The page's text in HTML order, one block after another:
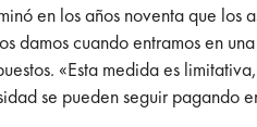
en los años noventa que
damos cuando entramos en
«Esta medida es
se pueden seguir pagando